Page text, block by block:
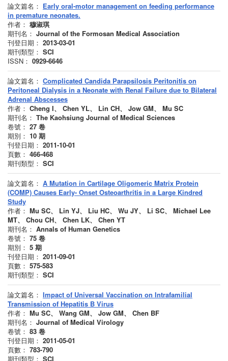
論文篇名： Early oral-motor management on feeding performance
in premature neonates.
作者： 穆淑琪
期刊名： Journal of the Formosan Medical Association
刊登日期： 2013-03-01
期刊類型： SCI
ISSN： 0929-6646
論文篇名： Complicated Candida Parapsilosis Peritonitis on
Peritoneal Dialysis in a Neonate with Renal Failure due to Bilateral
Adrenal Abscesses
作者： Cheng I、 Chen YL、 Lin CH、 Jow GM、 Mu SC
期刊名： The Kaohsiung Journal of Medical Sciences
卷號： 27 卷
期別： 10 期
刊登日期： 2011-10-01
頁數： 466-468
期刊類型： SCI
論文篇名： A Mutation in Cartilage Oligomeric Matrix Protein
(COMP) Causes Early- Onset Osteoarthritis in a Large Kindred
Study
作者： Mu SC、 Lin YJ、 Liu HC、 Wu JY、 Li SC、 Michael Lee
MT、 Chou CH、 Chen LK、 Chen YT
期刊名： Annals of Human Genetics
卷號： 75 卷
期別： 5 期
刊登日期： 2011-09-01
頁數： 575-583
期刊類型： SCI
論文篇名： Impact of Universal Vaccination on Intrafamilial
Transmission of Hepatitis B Virus
作者： Mu SC、 Wang GM、 Jow GM、 Chen BF
期刊名： Journal of Medical Virology
卷號： 83 卷
刊登日期： 2011-05-01
頁數： 783-790
期刊類型： SCI